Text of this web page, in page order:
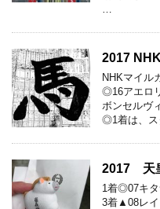
2017
NHKマイル
◎16アエロ
ボンセルヴ
◎1着は、ス
2017 天
1着◎07キタ
3着▲08レイ